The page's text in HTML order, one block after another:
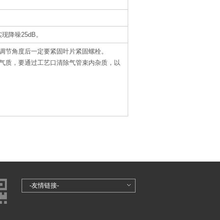
现降噪25dB。
角度后一定要紧固叶片紧固螺栓。
质，要通过工艺口清除气管束内杂质，以
-友情链接-